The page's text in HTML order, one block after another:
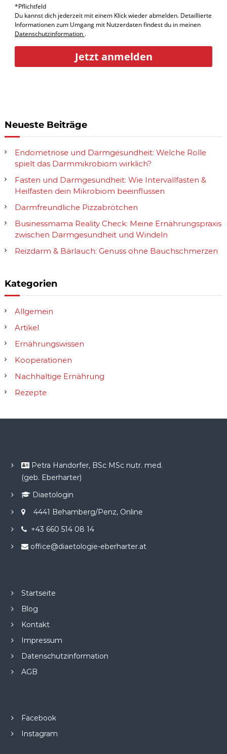
*Pflichtfeld
Du kannst dich jederzeit mit einem Klick wieder abmelden. Detaillierte
Informationen zum Umgang mit Nutzerdaten findest du in meinen
Datenschutzinformation .
Jetzt anmelden
Neueste Beiträge
Endometriose und Darmgesundheit: Welche Rolle
spielt das Darmmikrobiom wirklich?
Fasten und Darmgesundheit: Wie Intervallfasten &
Heilfasten dein Mikrobiom beeinflussen
Darmfreundliche Pizzabrötchen
Businessmama Reality Check: Meine Ernährungspraxis
zwischen Darmgesundheit und Windeln
Reizdarm & Bärlauch: Genuss ohne Bauchschmerzen
Kategorien
Allgemein
Artikel
Ernährungswissen
Kooperationen
Nachhaltige Ernährung
Rezepte
Petra Handorfer, BSc MSc nutr. med.
(geb. Eberharter)
Diaetologin
4441 Behamberg/Penz, Online
+43 660 514 08 14
office@diaetologie-eberharter.at
Startseite
Blog
Kontakt
Impressum
Datenschutzinformation
AGB
Facebook
Instagram